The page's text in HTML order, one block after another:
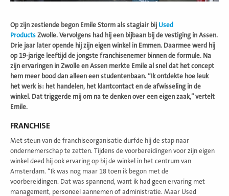
Op zijn zestiende begon Emile Storm als stagiair bij Used
Products Zwolle. Vervolgens had hij een bijbaan bij de vestiging in Assen.
Drie jaar later opende hij zijn eigen winkel in Emmen. Daarmee werd hij
op 19-jarige leeftijd de jongste franchisenemer binnen de formule. Na
zijn ervaringen in Zwolle en Assen merkte Emile al snel dat het concept
hem meer bood dan alleen een studentenbaan. “Ik ontdekte hoe leuk
het werk is: het handelen, het klantcontact en de afwisseling in de
winkel. Dat triggerde mij om na te denken over een eigen zaak,” vertelt
Emile.
FRANCHISE
Met steun van de franchiseorganisatie durfde hij de stap naar
ondernemerschap te zetten. Tijdens de voorbereidingen voor zijn eigen
winkel deed hij ook ervaring op bij de winkel in het centrum van
Amsterdam. “Ik was nog maar 18 toen ik begon met de
voorbereidingen. Dat was spannend, want ik had geen ervaring met
management, personeel aannemen of administratie. Maar Used